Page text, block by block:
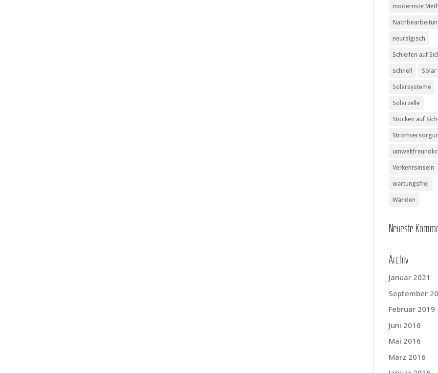
modernste
neuralgisch
Schleifen auf
schnell
Solar
Solarsysteme
Solarzelle
Stocken auf
Verkehrsinseln
wartungsfrei
Wänden
Neu­es­te
Archiv
Januar 2021
September
Februar 2019
Juni 2016
Mai 2016
März 2016